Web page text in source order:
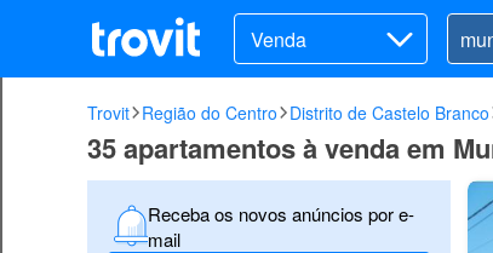
Venda
Trovit Região do Centro Distrito de Castelo Branco
35 apartamentos à venda em
Receba os novos anúncios por e-
mail